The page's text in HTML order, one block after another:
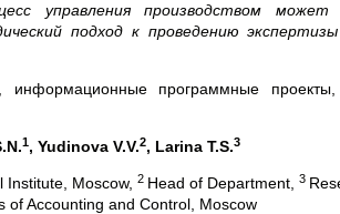
управления производством
подход к проведению
программные проекты,
1, Yudinova V.V.2, Larina T.S.3
Moscow, 2 Head of Department, 3
of Accounting and Control, Moscow